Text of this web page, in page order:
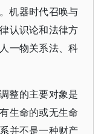
机器时代召唤与
认识论和法律方
一物关系法、科
整的主要对象是
生命的或无生命
并不是一种财产